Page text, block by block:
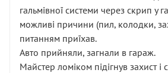
гальмівної системи через скрип у
можливі причини (пил, колодки,
питанням приїхав.
Авто прийняли, загнали в гараж.
Майстер ломіком підігнув захист і